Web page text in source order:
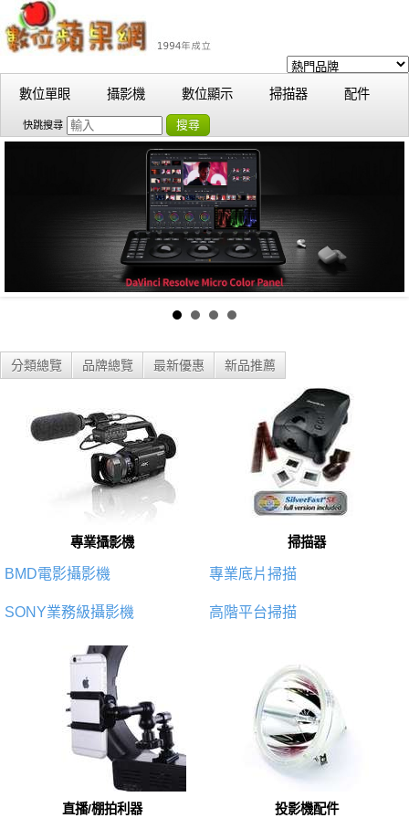
數位單眼 攝影機 數位顯示 掃描器 配件
快跳搜尋 搜尋
分類總覽 品牌總覽 最新優惠 新品推薦
專業攝影機
BMD電影攝影機
SONY業務級攝影機
掃描器
專業底片掃描
高階平台掃描
直播/棚拍利器 投影機配件